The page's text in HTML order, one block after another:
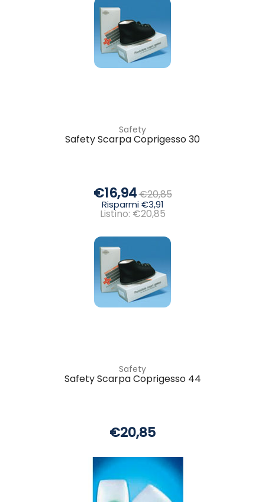
Safety
Safety Scarpa Coprigesso 30
€16,94€20,85
Risparmi €3,91
Listino: €20,85
Safety
Safety Scarpa Coprigesso 44
€20,85